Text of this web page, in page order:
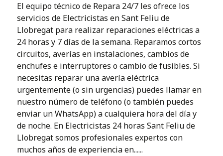
El equipo técnico de Repara 24/7 les ofrece los
servicios de Electricistas en Sant Feliu de
Llobregat para realizar reparaciones eléctricas a
24 horas y 7 días de la semana. Reparamos cortos
circuitos, averías en instalaciones, cambios de
enchufes e interruptores o cambio de fusibles. Si
necesitas reparar una avería eléctrica
urgentemente (o sin urgencias) puedes llamar en
nuestro número de teléfono (o también puedes
enviar un WhatsApp) a cualquiera hora del día y
de noche. En Electricistas 24 horas Sant Feliu de
Llobregat somos profesionales expertos con
muchos años de experiencia en......